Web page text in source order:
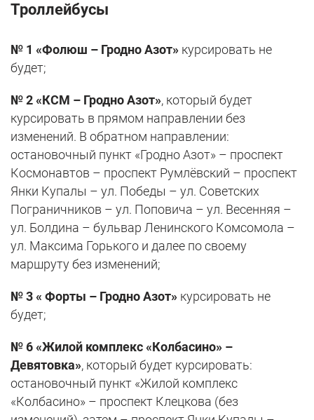
Троллейбусы
№ 1 «Фолюш – Гродно Азот» курсировать не
будет;
№ 2 «КСМ – Гродно Азот», который будет
курсировать в прямом направлении без
изменений. В обратном направлении:
остановочный пункт «Гродно Азот» – проспект
Космонавтов – проспект Румлёвский – проспект
Янки Купалы – ул. Победы – ул. Советских
Пограничников – ул. Поповича – ул. Весенняя –
ул. Болдина – бульвар Ленинского Комсомола –
ул. Максима Горького и далее по своему
маршруту без изменений;
№ 3 « Форты – Гродно Азот» курсировать не
будет;
№ 6 «Жилой комплекс «Колбасино» –
Девятовка», который будет курсировать:
остановочный пункт «Жилой комплекс
«Колбасино» – проспект Клецкова (без